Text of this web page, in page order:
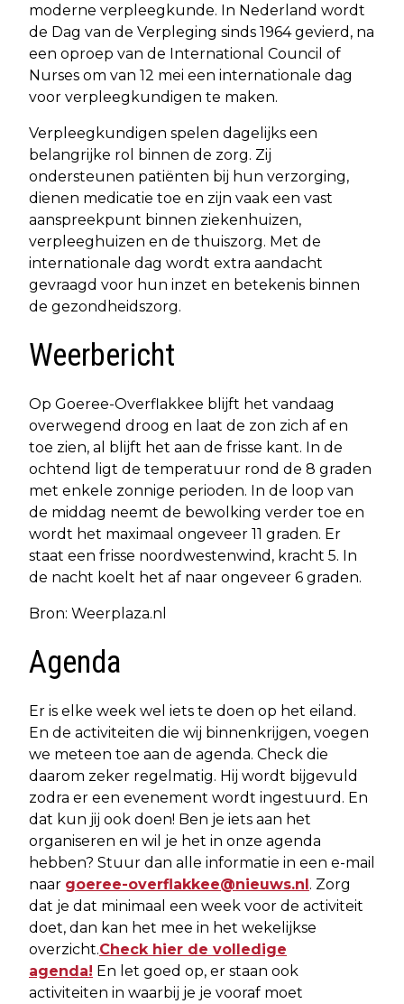
moderne verpleegkunde. In Nederland wordt
de Dag van de Verpleging sinds 1964 gevierd, na
een oproep van de International Council of
Nurses om van 12 mei een internationale dag
voor verpleegkundigen te maken.
Verpleegkundigen spelen dagelijks een
belangrijke rol binnen de zorg. Zij
ondersteunen patiënten bij hun verzorging,
dienen medicatie toe en zijn vaak een vast
aanspreekpunt binnen ziekenhuizen,
verpleeghuizen en de thuiszorg. Met de
internationale dag wordt extra aandacht
gevraagd voor hun inzet en betekenis binnen
de gezondheidszorg.
Weerbericht
Op Goeree-Overflakkee blijft het vandaag
overwegend droog en laat de zon zich af en
toe zien, al blijft het aan de frisse kant. In de
ochtend ligt de temperatuur rond de 8 graden
met enkele zonnige perioden. In de loop van
de middag neemt de bewolking verder toe en
wordt het maximaal ongeveer 11 graden. Er
staat een frisse noordwestenwind, kracht 5. In
de nacht koelt het af naar ongeveer 6 graden.
Bron: Weerplaza.nl
Agenda
Er is elke week wel iets te doen op het eiland.
En de activiteiten die wij binnenkrijgen, voegen
we meteen toe aan de agenda. Check die
daarom zeker regelmatig. Hij wordt bijgevuld
zodra er een evenement wordt ingestuurd. En
dat kun jij ook doen! Ben je iets aan het
organiseren en wil je het in onze agenda
hebben? Stuur dan alle informatie in een e-mail
naar goeree-overflakkee@nieuws.nl. Zorg
dat je dat minimaal een week voor de activiteit
doet, dan kan het mee in het wekelijkse
overzicht.Check hier de volledige
agenda! En let goed op, er staan ook
activiteiten in waarbij je je vooraf moet